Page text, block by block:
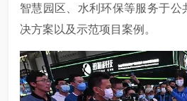
智慧园区、水利环保等服务于
决方案以及示范项目案例。